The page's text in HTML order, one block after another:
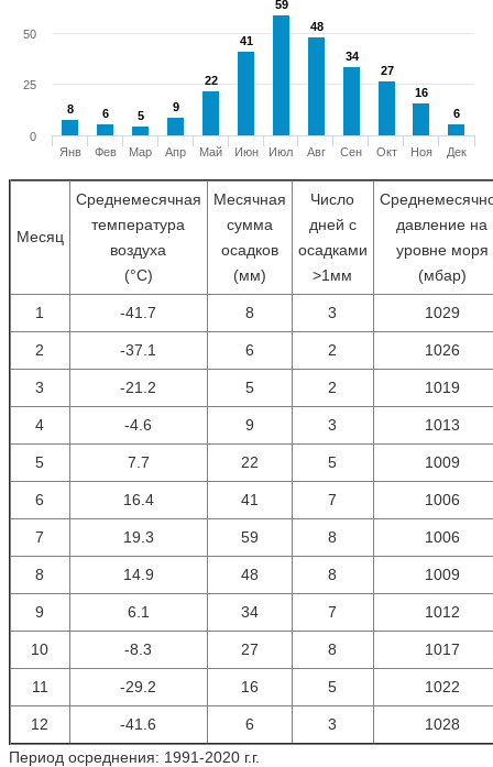
8
8 6
6 5
5
9
9
22
22
41
41
59
59
48
48
34
34
27
27
16
16
6
6
Янв Фев Мар Апр Май Июн Июл Авг Сен Окт Ноя Дек
0
25
50
Месяц
Среднемесячная
температура
воздуха
(°С)
Месячная
сумма
осадков
(мм)
Число
дней с
осадками
>1мм
давление на
уровне моря
(мбар)
1 -41.7 8 3 1029
2 -37.1 6 2 1026
3 -21.2 5 2 1019
4 -4.6 9 3 1013
5 7.7 22 5 1009
6 16.4 41 7 1006
7 19.3 59 8 1006
8 14.9 48 8 1009
9 6.1 34 7 1012
10 -8.3 27 8 1017
11 -29.2 16 5 1022
12 -41.6 6 3
1028
Период осреднения: 1991-2020 г.г.